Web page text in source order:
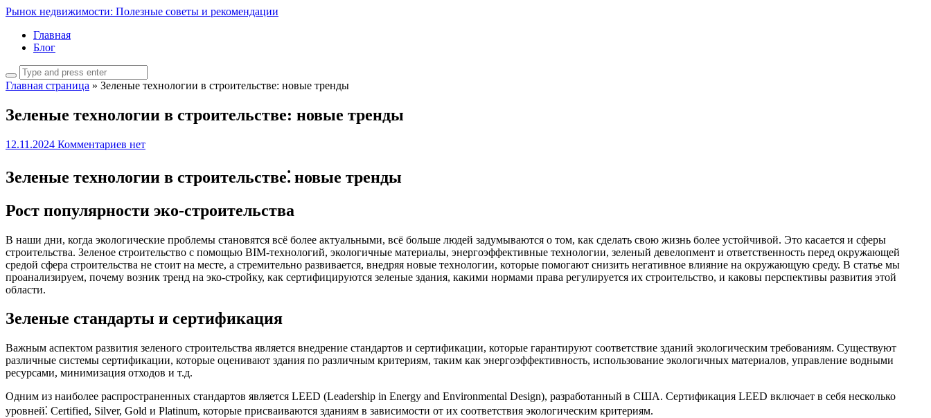
Рынок недвижимости: Полезные советы и рекомендации
Главная
Блог
Главная страница » Зеленые технологии в строительстве: новые тренды
Зеленые технологии в строительстве: новые тренды
12.11.2024 Комментариев нет
Зеленые технологии в строительстве⁚ новые тренды
Рост популярности эко-строительства
В наши дни, когда экологические проблемы становятся всё более актуальными, всё больше людей задумываются о том, как сделать свою жизнь более устойчивой. Это касается и сферы
строительства. Зеленое строительство с помощью BIM-технологий, экологичные материалы, энергоэффективные технологии, зеленый девелопмент и ответственность перед окружающей
средой сфера строительства не стоит на месте, а стремительно развивается, внедряя новые технологии, которые помогают снизить негативное влияние на окружающую среду. В статье мы
проанализируем, почему возник тренд на эко-стройку, как сертифицируются зеленые здания, какими нормами права регулируется их строительство, и каковы перспективы развития этой
области.
Зеленые стандарты и сертификация
Важным аспектом развития зеленого строительства является внедрение стандартов и сертификации, которые гарантируют соответствие зданий экологическим требованиям. Существуют
различные системы сертификации, которые оценивают здания по различным критериям, таким как энергоэффективность, использование экологичных материалов, управление водными
ресурсами, минимизация отходов и т.д.
Одним из наиболее распространенных стандартов является LEED (Leadership in Energy and Environmental Design), разработанный в США. Сертификация LEED включает в себя несколько
уровней⁚ Certified, Silver, Gold и Platinum, которые присваиваются зданиям в зависимости от их соответствия экологическим критериям.